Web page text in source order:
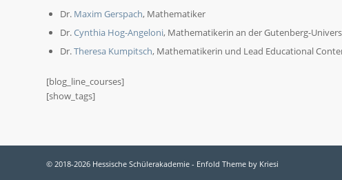
Dr. Maxim Gerspach, Mathematiker
Dr.Cynthia Hog-Angeloni, Mathematikerin an der Gutenberg-
Dr.Theresa Kumpitsch, Mathematikerin und Lead Educational
[blog_line_courses]
[show_tags]
© 2018-2026 Hessische Schülerakademie - Enfold Theme by Kriesi